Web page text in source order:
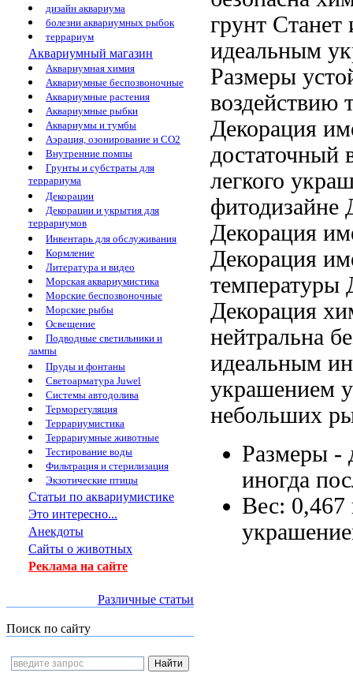
дизайн аквариума
болезни аквариумных рыбок
террариум
Аквариумный магазин
Аквариумная химия
Аквариумные беспозвоночные
Аквариумные растения
Аквариумные рыбки
Аквариумы и тумбы
Аэрация, озонирование и CO2
Внутренние помпы
Грунты и субстраты для
террариума
Декорации
Декорации и укрытия для
террариумов
Инвентарь для обслуживания
Кормление
Литература и видео
Морская аквариумистика
Морские беспозвоночные
Морские рыбы
Освещение
Подводные светильники и
лампы
Пруды и фонтаны
Светоарматура Juwel
Системы автодолива
Терморегуляция
Террариумистика
Террариумные животные
Тестирование воды
Фильтрация и стерилизация
Экзотические птицы
Статьи по аквариумистике
Это интересно...
Анекдоты
Сайты о животных
Реклама на сайте
Различные статьи
Поиск по сайту
грунт
идеальным
Размеры
воздействию
Декорация
достаточный
легкого
фитодизайне
Декорация
Декорация
температуры
Декорация
нейтральна
идеальным
украшением
небольших
Размеры -
иногда
Вес: 0,467